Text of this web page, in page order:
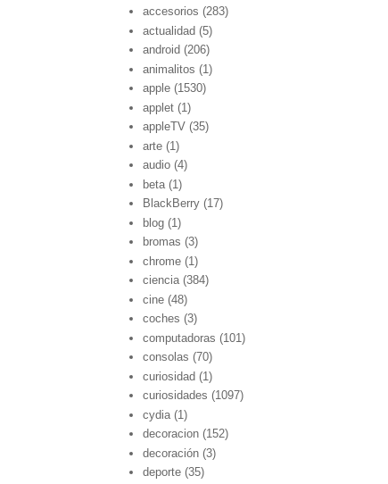
accesorios (283)
actualidad (5)
android (206)
animalitos (1)
apple (1530)
applet (1)
appleTV (35)
arte (1)
audio (4)
beta (1)
BlackBerry (17)
blog (1)
bromas (3)
chrome (1)
ciencia (384)
cine (48)
coches (3)
computadoras (101)
consolas (70)
curiosidad (1)
curiosidades (1097)
cydia (1)
decoracion (152)
decoración (3)
deporte (35)